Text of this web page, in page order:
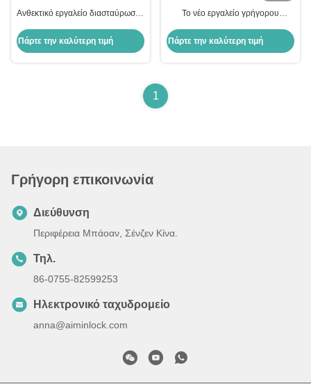
Ανθεκτικό εργαλείο διασταύρωσης
πολυλειτουργική εργασία
Πάρτε την καλύτερη τιμή
Το νέο εργαλείο γρήγορου
σετ)
Πάρτε την καλύτερη τιμή
1
Γρήγορη επικοινωνία
Διεύθυνση
Περιφέρεια Μπάοαν, Σένζεν Κίνα.
Τηλ.
86-0755-82599253
Ηλεκτρονικό ταχυδρομείο
anna@aiminlock.com